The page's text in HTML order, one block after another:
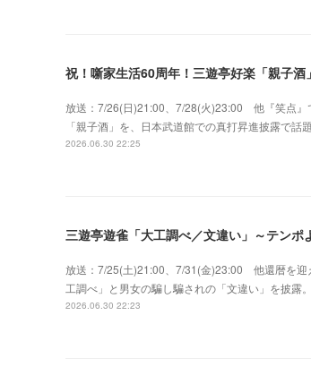
祝！噺家生活60周年！三遊亭好楽「親子
放送：7/26(日)21:00、7/28(火)23:00 他『笑点』
「親子酒」を、日本武道館での真打昇進披露で
2026.06.30 22:25
三遊亭遊雀「大工調べ／文違い」～テンポ
放送：7/25(土)21:00、7/31(金)23:00 他還暦を迎
工調べ」と男女の騙し騙されの「文違い」を披
2026.06.30 22:23